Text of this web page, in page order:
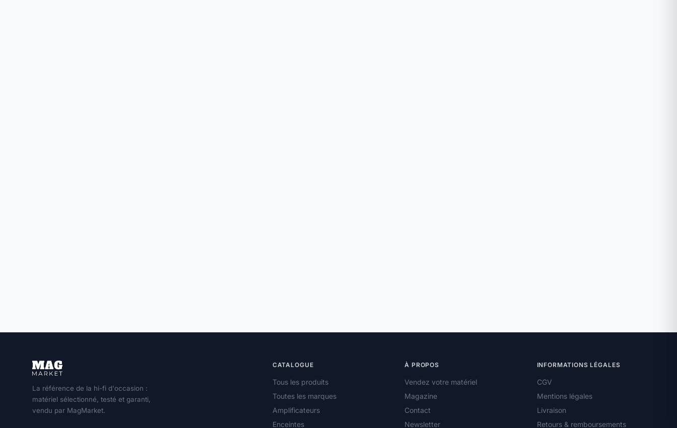
La référence de la hi-fi d'occasion :
matériel sélectionné, testé et garanti,
vendu par MagMarket.
CATALOGUE
Tous les produits
Toutes les marques
Amplificateurs
Enceintes
À PROPOS
Vendez votre matériel
Magazine
Contact
Newsletter
INFORMATIONS LÉGALES
CGV
Mentions légales
Livraison
Retours & remboursements